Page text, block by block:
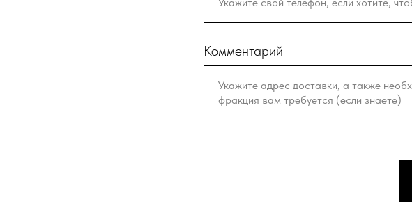
Комментарий